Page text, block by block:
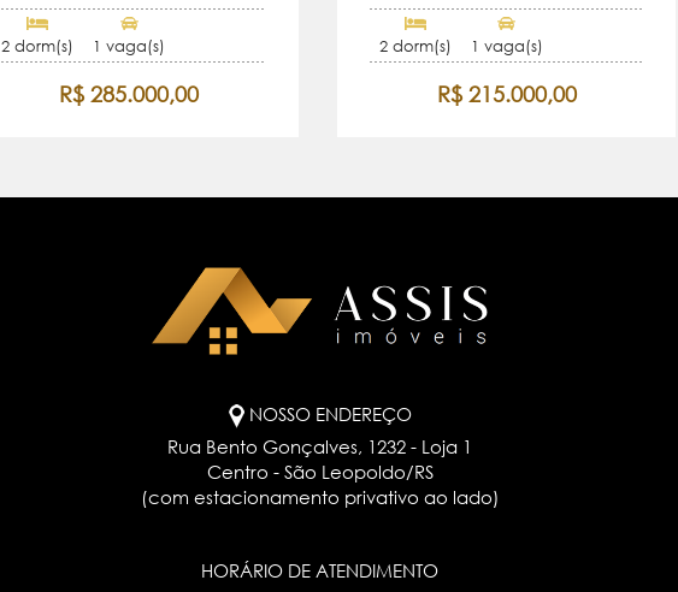
2 dorm(s) 1 vaga(s)
R$ 285.000,00
2 dorm(s) 1 vaga(s)
R$ 215.000,00
NOSSO ENDEREÇO
Rua Bento Gonçalves, 1232 - Loja 1
Centro - São Leopoldo/RS
(com estacionamento privativo ao lado)
HORÁRIO DE ATENDIMENTO